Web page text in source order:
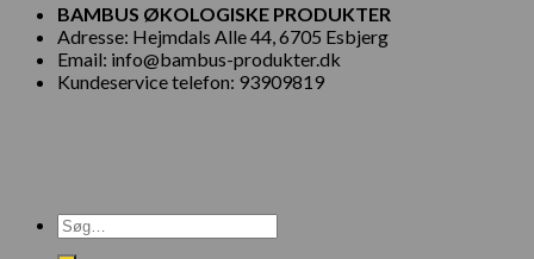
BAMBUS ØKOLOGISKE PRODUKTER
Adresse: Hejmdals Alle 44, 6705 Esbjerg
Email: info@bambus-produkter.dk
Kundeservice telefon: 93909819
Søg
efter: